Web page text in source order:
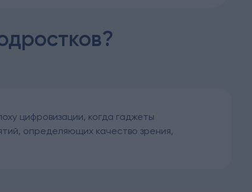
цифровизации, когда гаджеты
определяющих качество зрения,